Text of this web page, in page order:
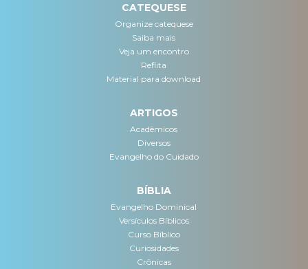
CATEQUESE
Organize catequese
Saiba mais
Veja um encontro
Reflita
Material para download
ARTIGOS
Acadêmicos
Diversos
Evangelho do Cuidado
BÍBLIA
Evangelho Dominical
Versículos Bíblicos
Curso Bíblico
Curiosidades
Crônicas